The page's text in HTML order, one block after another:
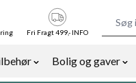
Bolig og gaver
Fri Fragt 499,- INFO